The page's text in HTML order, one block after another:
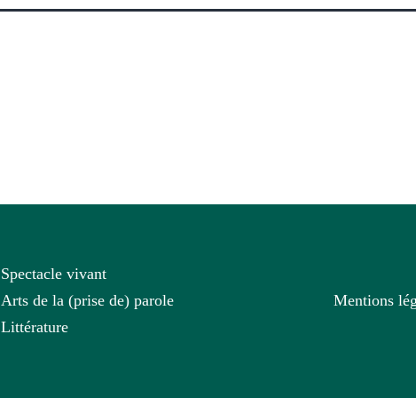
Spectacle vivant
Arts de la (prise de) parole
Littérature
Mentions